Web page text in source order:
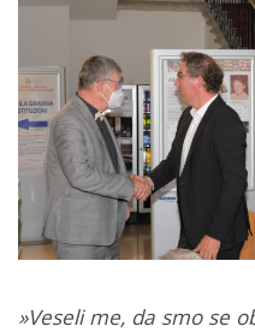
»Veseli me, da smo se